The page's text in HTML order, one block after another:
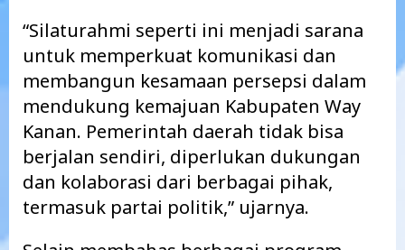
“Silaturahmi seperti ini menjadi sarana
untuk memperkuat komunikasi dan
membangun kesamaan persepsi dalam
mendukung kemajuan Kabupaten Way
Kanan. Pemerintah daerah tidak bisa
berjalan sendiri, diperlukan dukungan
dan kolaborasi dari berbagai pihak,
termasuk partai politik,” ujarnya.